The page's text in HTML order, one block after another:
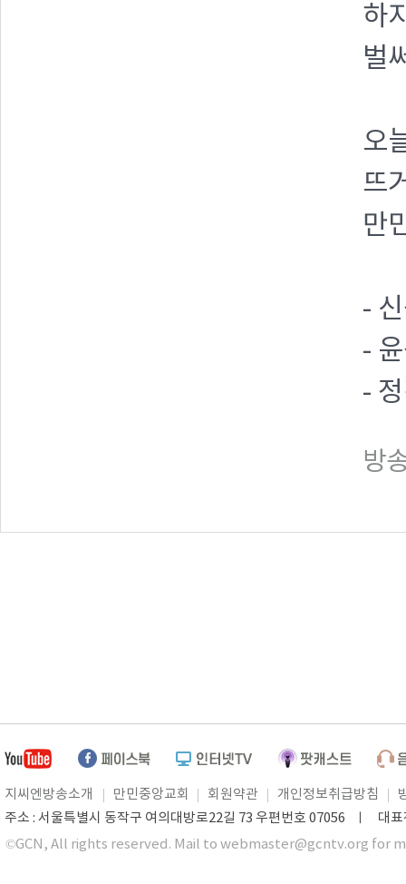
하
벌
오
뜨
만
-
-
-
방
지씨엔방송소개 만민중앙교회 회원약관 개인정보취급방침
주소 : 서울특별시 동작구 여의대방로22길 73 우편번호 07056 ㅣ 대
©GCN, All rights reserved. Mail to webmaster@gcntv.org for